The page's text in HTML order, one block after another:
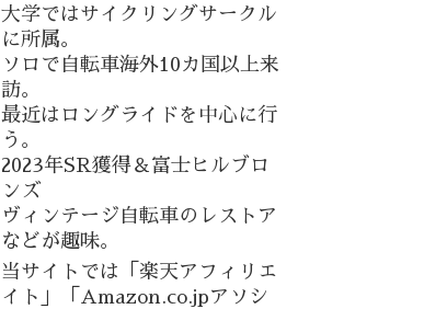
大学ではサイクリングサークル
に所属。
ソロで自転車海外10カ国以上来
訪。
最近はロングライドを中心に行
う。
2023年SR獲得＆富士ヒルブロ
ンズ
ヴィンテージ自転車のレストア
などが趣味。
当サイトでは「楽天アフィリエ
イト」「Amazon.co.jpアソシ